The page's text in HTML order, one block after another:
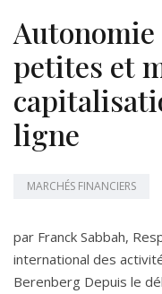
Autonomie
petites et
ligne
MARCHÉS FINANCIERS
par Franck Sabbah,
international des
Berenberg Depuis le